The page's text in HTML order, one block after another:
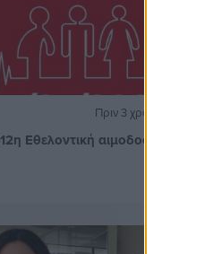
Πριν 3 χρόνια
12η Εθελοντική αιμοδοσία στον